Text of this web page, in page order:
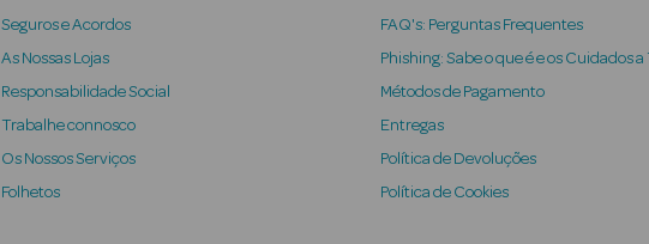
Seguros e Acordos
As Nossas Lojas
Responsabilidade Social
Trabalhe connosco
Os Nossos Serviços
Folhetos
FAQ's: Perguntas Frequentes
Phishing: Sabe o que é e os Cuidados a
Métodos de Pagamento
Entregas
Política de Devoluções
Política de Cookies